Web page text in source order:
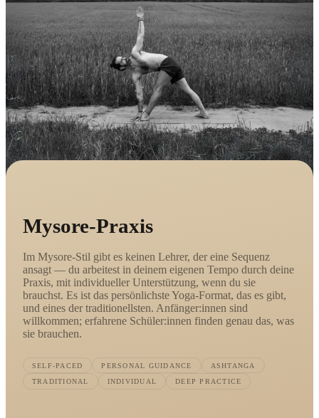
Mysore-Praxis
Im Mysore-Stil gibt es keinen Lehrer, der eine Sequenz
ansagt — du arbeitest in deinem eigenen Tempo durch deine
Praxis, mit individueller Unterstützung, wenn du sie
brauchst. Es ist das persönlichste Yoga-Format, das es gibt,
und eines der traditionellsten. Anfänger:innen sind
willkommen; erfahrene Schüler:innen finden genau das, was
sie brauchen.
SELF-PACED PERSONAL GUIDANCE ASHTANGA
TRADITIONAL INDIVIDUAL DEEP PRACTICE